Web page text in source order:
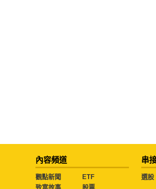
內容頻道
觀點新聞
ETF
致富故事
股票
串
選股